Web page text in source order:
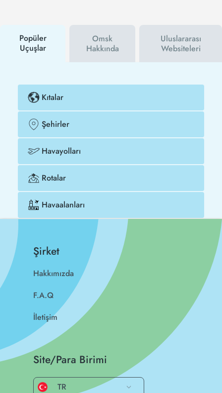
alabilirsiniz.
Popüler
Uçuşlar
Omsk
Hakkında
Uluslararası
Websiteleri
Kıtalar
Şehirler
Havayolları
Rotalar
Havaalanları
Şirket
Hakkımızda
F.A.Q
İletişim
Site/Para Birimi
TR